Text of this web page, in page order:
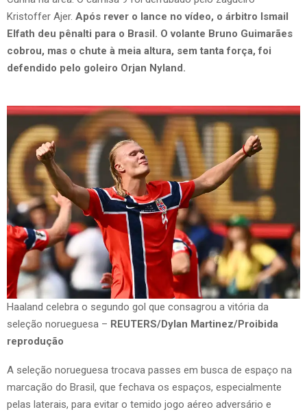
Kristoffer Ajer. Após rever o lance no vídeo, o árbitro Ismail
Elfath deu pênalti para o Brasil. O volante Bruno Guimarães
cobrou, mas o chute à meia altura, sem tanta força, foi
defendido pelo goleiro Orjan Nyland.
Haaland celebra o segundo gol que consagrou a vitória da
seleção norueguesa – REUTERS/Dylan Martinez/Proibida
reprodução
A seleção norueguesa trocava passes em busca de espaço na
marcação do Brasil, que fechava os espaços, especialmente
pelas laterais, para evitar o temido jogo aéreo adversário e